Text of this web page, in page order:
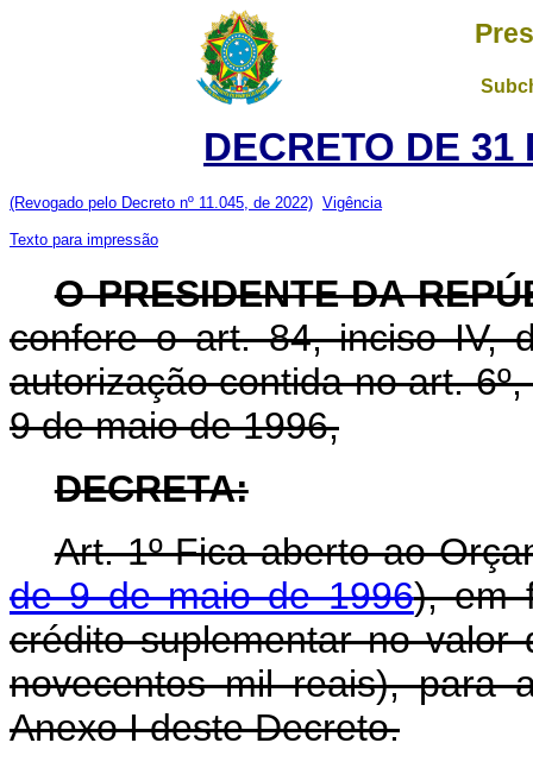
DECRETO DE 31
(Revogado pelo Decreto nº 11.045, de 2022) Vigência
Texto para impressão
O PRESIDENTE DA
confere o art. 84, inciso IV,
autorização contida no art.
9 de maio de 1996,
DECRETA:
Art. 1º Fica aberto ao
de 9 de maio de 1996), em
crédito suplementar no
novecentos mil reais), para
Anexo I deste Decreto.